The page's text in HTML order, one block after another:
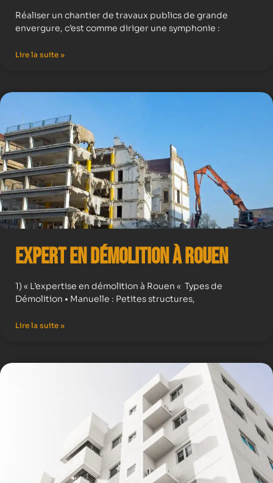
Réaliser un chantier de travaux publics de grande
envergure, c’est comme diriger une symphonie :
Lire la suite »
Expert en démolition à Rouen
1) « L’expertise en démolition à Rouen « Types de
Démolition • Manuelle : Petites structures,
Lire la suite »